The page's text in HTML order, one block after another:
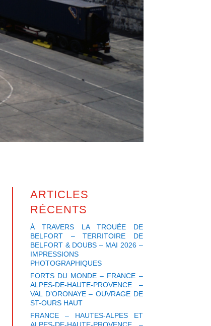
ARTICLES
RÉCENTS
À TRAVERS LA TROUÉE DE
BELFORT – TERRITOIRE DE
BELFORT & DOUBS – MAI 2026 –
IMPRESSIONS
PHOTOGRAPHIQUES
FORTS DU MONDE – FRANCE –
ALPES-DE-HAUTE-PROVENCE –
VAL D’ORONAYE – OUVRAGE DE
ST-OURS HAUT
FRANCE – HAUTES-ALPES ET